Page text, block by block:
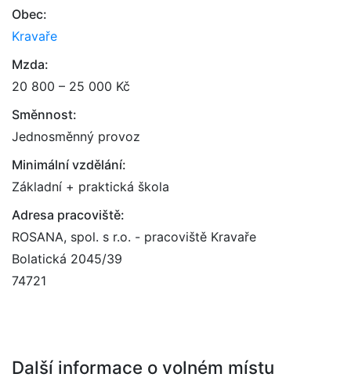
Obec:
Kravaře
Mzda:
20 800 – 25 000 Kč
Směnnost:
Jednosměnný provoz
Minimální vzdělání:
Základní + praktická škola
Adresa pracoviště:
ROSANA, spol. s r.o. - pracoviště Kravaře
Bolatická 2045/39
74721
Další informace o volném místu